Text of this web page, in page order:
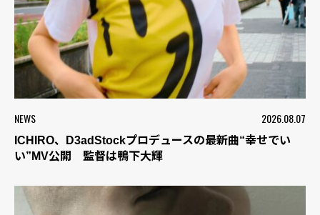
NEWS 2026.08.07
ICHIRO、D3adStockプロデュースの最新曲“幸せでい
い”MV公開 監督は鴨下大輝